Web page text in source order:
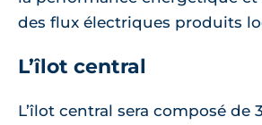
des flux électriques produits
L’îlot central
L’îlot central sera composé de